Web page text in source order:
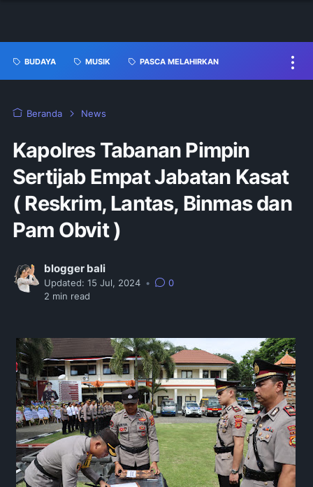
BUDAYA MUSIK PASCA MELAHIRKAN
Beranda News
Kapolres Tabanan Pimpin
Sertijab Empat Jabatan Kasat
( Reskrim, Lantas, Binmas dan
Pam Obvit )
blogger bali
Updated: 15 Jul, 2024 •
0
2 min read